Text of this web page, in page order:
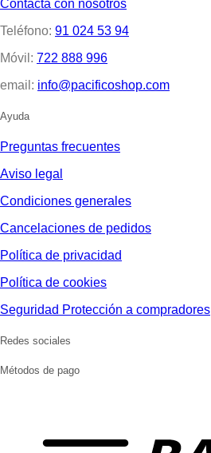
Contacta con nosotros
Teléfono: 91 024 53 94
Móvil: 722 888 996
email: info@pacificoshop.com
Ayuda
Preguntas frecuentes
Aviso legal
Condiciones generales
Cancelaciones de pedidos
Política de privacidad
Política de cookies
Seguridad Protección a compradores
Redes sociales
Métodos de pago